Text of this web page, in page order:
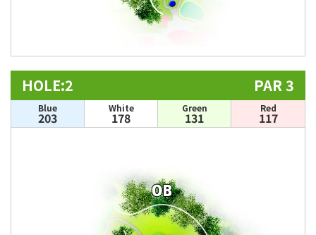
HOLE:2 PAR 3
Blue
203
White
178
Green
131
Red
117